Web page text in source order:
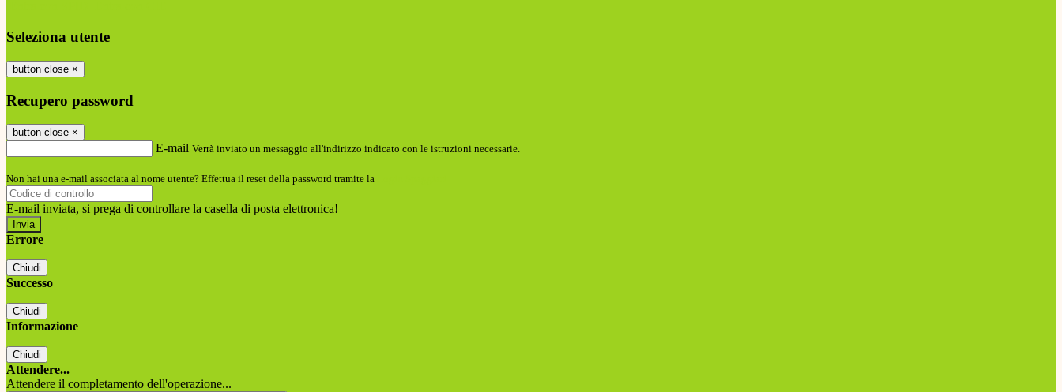
Seleziona utente
button close ×
Recupero password
button close ×
E-mail Verrà inviato un messaggio all'indirizzo indicato con le istruzioni necessarie.
Non hai una e-mail associata al nome utente? Effettua il reset della password tramite la
E-mail inviata, si prega di controllare la casella di posta elettronica!
Errore
Chiudi
Successo
Chiudi
Informazione
Chiudi
Attendere...
Attendere il completamento dell'operazione...